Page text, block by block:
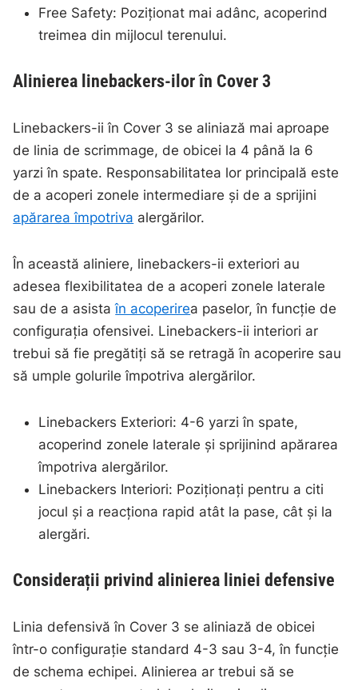
Free Safety: Poziționat mai adânc, acoperind
treimea din mijlocul terenului.
Alinierea linebackers-ilor în Cover 3
Linebackers-ii în Cover 3 se aliniază mai aproape
de linia de scrimmage, de obicei la 4 până la 6
yarzi în spate. Responsabilitatea lor principală este
de a acoperi zonele intermediare și de a sprijini
apărarea împotriva alergărilor.
În această aliniere, linebackers-ii exteriori au
adesea flexibilitatea de a acoperi zonele laterale
sau de a asistaîn acoperirea paselor, în funcție de
configurația ofensivei. Linebackers-ii interiori ar
trebui să fie pregătiți să se retragă în acoperire sau
să umple golurile împotriva alergărilor.
Linebackers Exteriori: 4-6 yarzi în spate,
acoperind zonele laterale și sprijinind apărarea
împotriva alergărilor.
Linebackers Interiori: Poziționați pentru a citi
jocul și a reacționa rapid atât la pase, cât și la
alergări.
Considerații privind alinierea liniei defensive
Linia defensivă în Cover 3 se aliniază de obicei
într-o configurație standard 4-3 sau 3-4, în funcție
de schema echipei. Alinierea ar trebui să se